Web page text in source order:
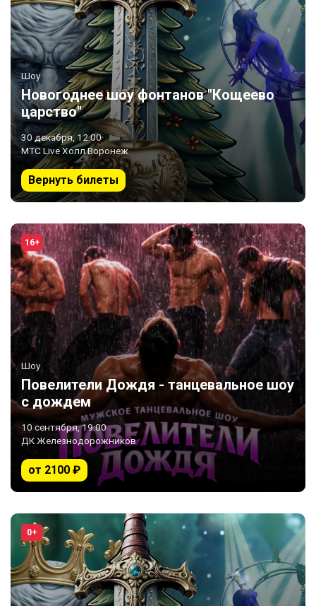
Шоу
Новогоднее шоу фонтанов "Кощеево
царство"
30 декабря, 12:00
МТС Live Холл Воронеж
Вернуть билеты
16+
Шоу
Повелители Дождя - танцевальное шоу
с дождем
10 сентября, 19:00
ДК Железнодорожников
от 2100 ₽
0+